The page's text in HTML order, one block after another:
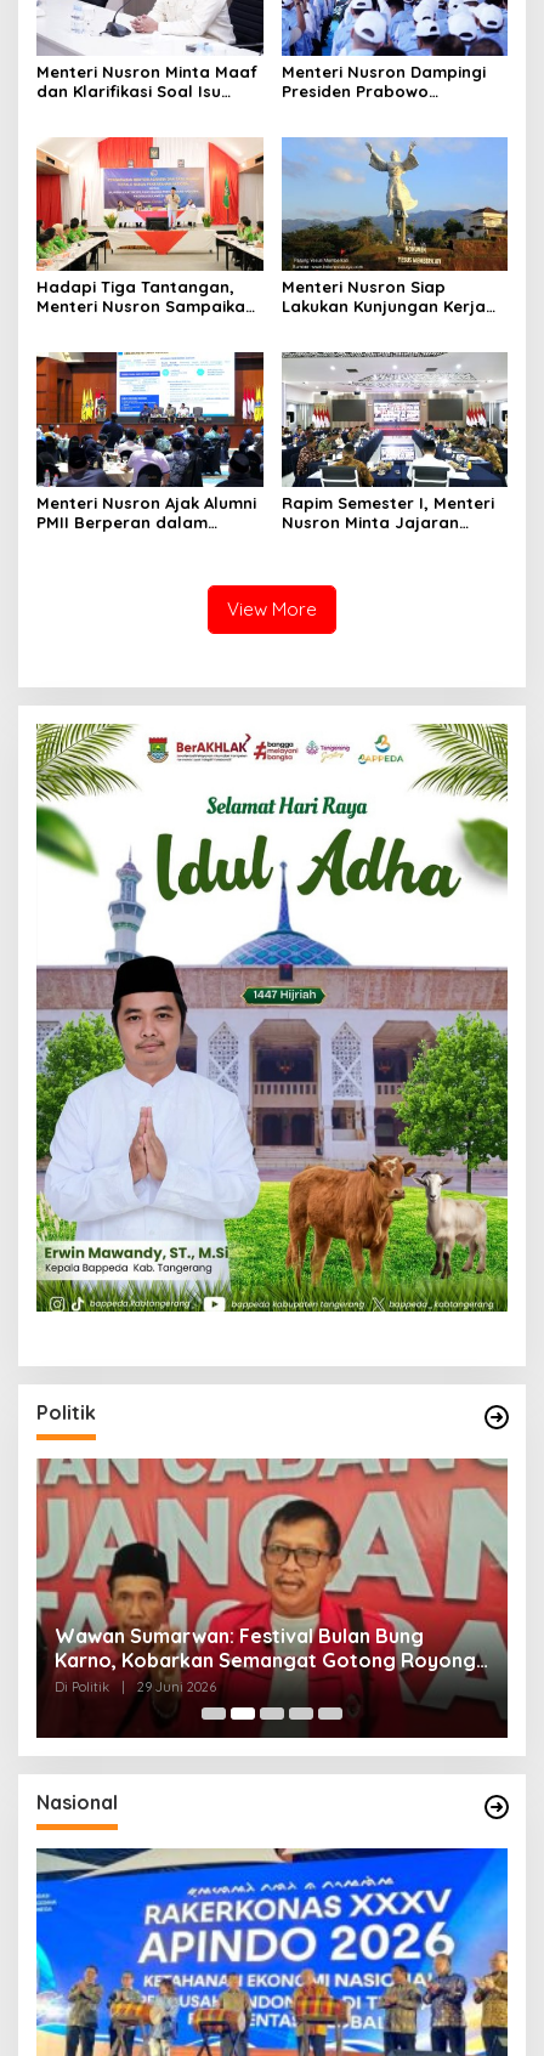
Menteri Nusron Minta Maaf
dan Klarifikasi Soal Isu
Menteri Nusron Dampingi
Presiden Prabowo
Hadapi Tiga Tantangan,
Menteri Nusron Sampaikan
Kanwil BPN Provinsi Sulut
Menteri Nusron Siap
Lakukan Kunjungan Kerja
Sektor
Menteri Nusron Ajak Alumni
PMII Berperan dalam
Rapim Semester I, Menteri
Nusron Minta Jajaran
View More
Politik
Wawan Sumarwan: Festival Bulan Bung
Karno, Kobarkan Semangat Gotong Royong
dan Kepedulian Sosial
Di Politik 29 Juni 2026
Nasional